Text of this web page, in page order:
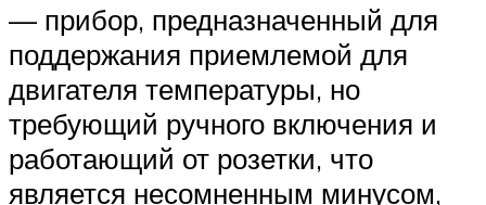
— прибор, предназначенный для
поддержания приемлемой для
двигателя температуры, но
требующий ручного включения и
работающий от розетки, что
является несомненным минусом,